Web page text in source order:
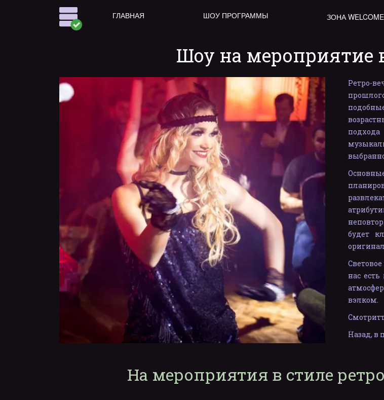
ГЛАВНАЯ ШОУ ПРОГРАММЫ ЗОНА WELCOME
Шоу на мероприятие
Ретро-
будет
нас
вэлком.
Назад, в
На мероприятия в стиле